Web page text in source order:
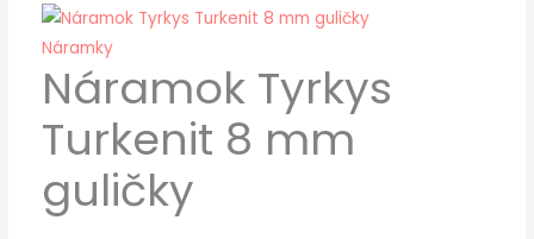
Náramky
Náramok Tyrkys
Turkenit 8 mm
guličky